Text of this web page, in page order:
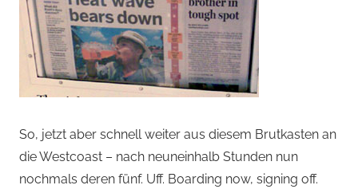
So, jetzt aber schnell weiter aus diesem Brutkasten an
die Westcoast – nach neuneinhalb Stunden nun
nochmals deren fünf. Uff. Boarding now, signing off.